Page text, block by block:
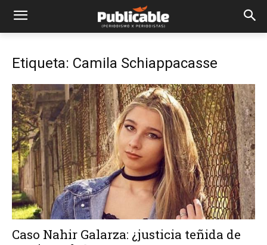
Etiqueta: Camila Schiappacasse
Caso Nahir Galarza: ¿justicia teñida de